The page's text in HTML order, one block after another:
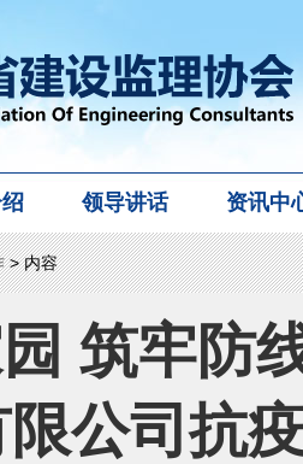
领导讲话 资讯中
> 内容
筑牢防
公司抗